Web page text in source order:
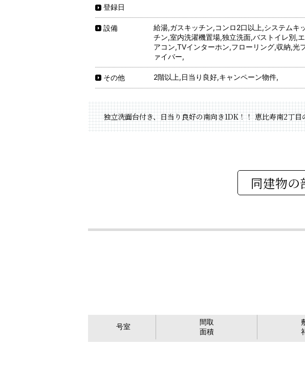
登録日
設備
給湯,ガスキッチン,コンロ2口以上,システムキ
チン,室内洗濯機置場,独立洗面,バストイレ別,エ
アコン,TVインターホン,フローリング,収納,光
ァイバー,
その他 2階以上,日当り良好,キャンペーン物件,
独立洗面台付き、日当り良好の南向き1DK！！ 恵比寿南2丁
同建物の
号室
間取
面積